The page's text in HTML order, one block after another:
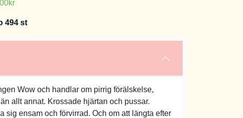
494 st
Wow och handlar om pirrig förälskelse,
allt annat. Krossade hjärtan och pussar.
sig ensam och förvirrad. Och om att längta efter